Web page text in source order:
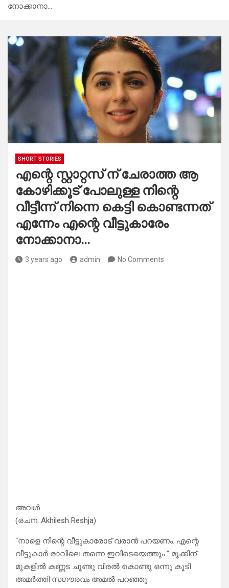
നോക്കാനാ…
SHORT STORIES
എന്റെ സ്റ്റാറ്റസ് ന് ചേരാത്ത ആ
കോഴിക്കൂട് പോലുള്ള നിന്റെ
വീട്ടീന്ന് നിന്നെ കെട്ടി കൊണ്ടന്നത്
എന്നേം എന്റെ വീട്ടുകാരേം
നോക്കാനാ…
3 years ago admin No Comments
അവൾ
(രചന: Akhilesh Reshja)
“നാളെ നിന്റെ വീട്ടുകാരോട് വരാൻ പറയണം. എന്റെ
വീട്ടുകാർ രാവിലെ തന്നെ ഇവിടെയെത്തും ” മൂക്കിന്
മുകളിൽ കണ്ണട ചൂണ്ടു വിരൽ കൊണ്ടു ഒന്നു കൂടി
അമർത്തി സഗൗരവം അമൽ പറഞ്ഞു